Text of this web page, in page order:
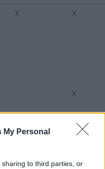
My Personal
to third parties, or
X X
X